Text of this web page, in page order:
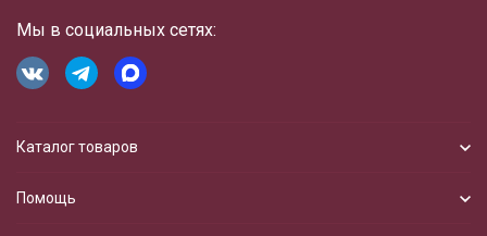
Мы в социальных сетях:
Каталог товаров
Помощь